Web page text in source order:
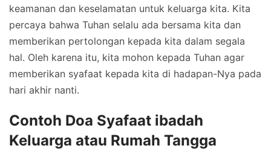
keamanan dan keselamatan untuk keluarga kita. Kita
percaya bahwa Tuhan selalu ada bersama kita dan
memberikan pertolongan kepada kita dalam segala
hal. Oleh karena itu, kita mohon kepada Tuhan agar
memberikan syafaat kepada kita di hadapan-Nya pada
hari akhir nanti.
Contoh Doa Syafaat ibadah
Keluarga atau Rumah Tangga